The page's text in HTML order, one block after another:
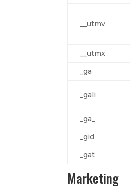
__utmv
__utmx
_ga
_gali
_ga_
_gid
_gat
Marketing